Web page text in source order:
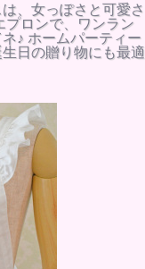
、女っぽさと可愛さ
プロンで、ワンラン
♪ ホームパーティー
日の贈り物にも最適